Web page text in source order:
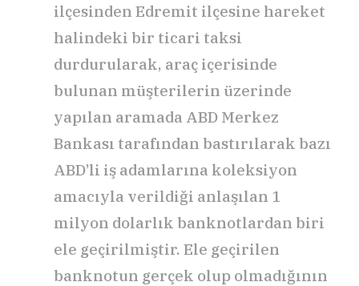
ilçesinden Edremit ilçesine hareket
halindeki bir ticari taksi
durdurularak, araç içerisinde
bulunan müşterilerin üzerinde
yapılan aramada ABD Merkez
Bankası tarafından bastırılarak bazı
ABD’li iş adamlarına koleksiyon
amacıyla verildiği anlaşılan 1
milyon dolarlık banknotlardan biri
ele geçirilmiştir. Ele geçirilen
banknotun gerçek olup olmadığının